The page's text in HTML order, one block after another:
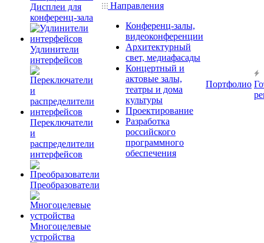
Дисплеи для
конференц-зала
Удлинители
интерфейсов
Переключатели
и
распределители
интерфейсов
Преобразователи
Многоцелевые
устройства
Направления
Конференц-залы,
видеоконференции
Архитектурный
свет, медиафасады
Концертный и
актовые залы,
театры и дома
культуры
Проектирование
Разработка
российского
программного
обеспечения
Портфолио